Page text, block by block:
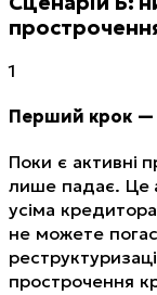
1
Перший крок —
Поки є активні
лише падає. Це
усіма
не можете
прострочення